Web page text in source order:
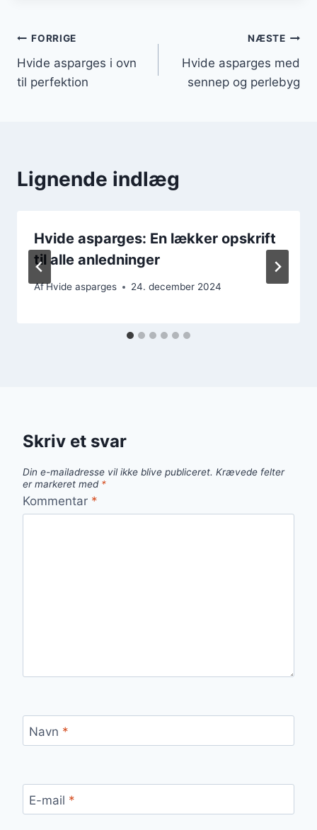
Indlægsnavigation
FORRIGE
Hvide asparges i ovn
til perfektion
NÆSTE
Hvide asparges med
sennep og perlebyg
Lignende indlæg
Hvide asparges: En lækker opskrift
til alle anledninger
AfHvide asparges 24. december 2024
Skriv et svar
Din e-mailadresse vil ikke blive publiceret. Krævede felter
er markeret med *
Kommentar *
Navn *
E-mail *